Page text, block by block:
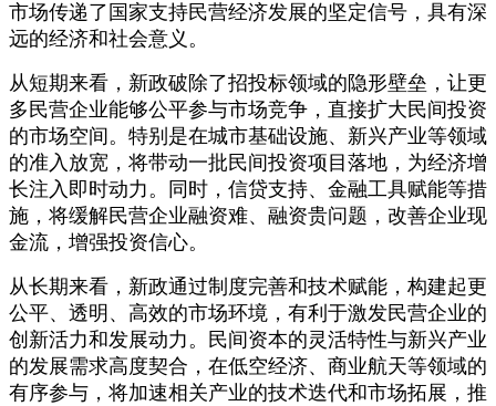
市场传递了国家支持民营经济发展的坚定信号，具有深
远的经济和社会意义。
从短期来看，新政破除了招投标领域的隐形壁垒，让更
多民营企业能够公平参与市场竞争，直接扩大民间投资
的市场空间。特别是在城市基础设施、新兴产业等领域
的准入放宽，将带动一批民间投资项目落地，为经济增
长注入即时动力。同时，信贷支持、金融工具赋能等措
施，将缓解民营企业融资难、融资贵问题，改善企业现
金流，增强投资信心。
从长期来看，新政通过制度完善和技术赋能，构建起更
公平、透明、高效的市场环境，有利于激发民营企业的
创新活力和发展动力。民间资本的灵活特性与新兴产业
的发展需求高度契合，在低空经济、商业航天等领域的
有序参与，将加速相关产业的技术迭代和市场拓展，推